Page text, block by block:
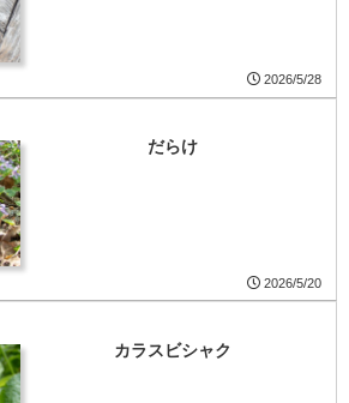
2026/5/28
だらけ
2026/5/20
カラスビシャク